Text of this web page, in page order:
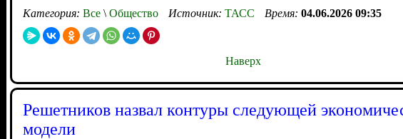
Категория: Все \ Общество Источник: ТАСС Время: 04.06.2026 09:35
Наверх
Решетников назвал контуры следующей
модели